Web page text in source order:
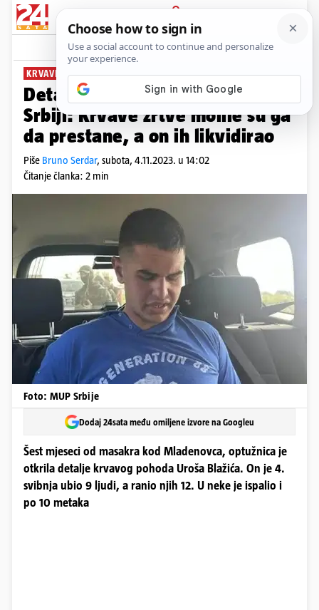
PRIJAVA
News Komentari
KRVAVI POHOD UROŠA BLAŽIĆA
Detalji stravičnog masakra u
Srbiji: Krvave žrtve molile su ga
da prestane, a on ih likvidirao
Piše Bruno Serdar, subota, 4.11.2023. u 14:02
Čitanje članka: 2 min
Foto: MUP Srbije
Dodaj 24sata među omiljene izvore na Googleu
Šest mjeseci od masakra kod Mladenovca, optužnica je
otkrila detalje krvavog pohoda Uroša Blažića. On je 4.
svibnja ubio 9 ljudi, a ranio njih 12. U neke je ispalio i
po 10 metaka